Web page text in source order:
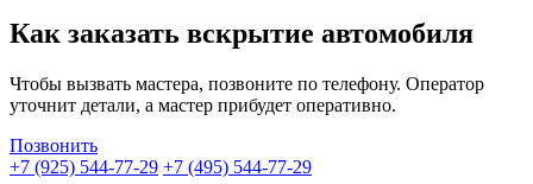
Как заказать вскрытие автомобиля
Чтобы вызвать мастера, позвоните по телефону. Оператор
уточнит детали, а мастер прибудет оперативно.
Позвонить
+7 (925) 544-77-29 +7 (495) 544-77-29